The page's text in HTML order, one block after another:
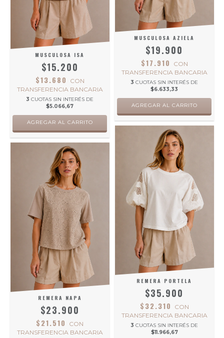
MUSCULOSA ISA
$15.200
$13.680
CON
TRANSFERENCIA BANCARIA
3 CUOTAS SIN INTERÉS DE
$5.066,67
AGREGAR AL CARRITO
MUSCULOSA AZIELA
$19.900
$17.910
CON
TRANSFERENCIA BANCARIA
3 CUOTAS SIN INTERÉS DE
$6.633,33
AGREGAR AL CARRITO
REMERA NAPA
$23.900
$21.510
CON
TRANSFERENCIA BANCARIA
REMERA PORTELA
$35.900
$32.310
CON
TRANSFERENCIA BANCARIA
3 CUOTAS SIN INTERÉS DE
$11.966,67